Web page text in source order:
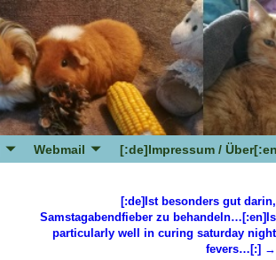
Webmail
[:de]Impressum /
[:de]Ist besonders gut darin,
Samstagabendfieber zu behandeln…[:en]Is
particularly well in curing saturday night
fevers…[:] →